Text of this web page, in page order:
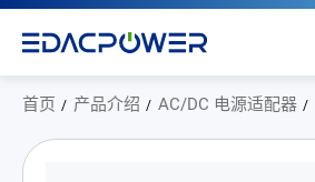
首页 产品介绍 AC/DC 电源适配器